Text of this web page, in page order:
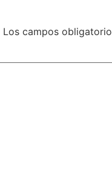
Los campos